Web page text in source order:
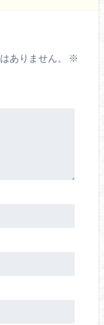
ありません。
※